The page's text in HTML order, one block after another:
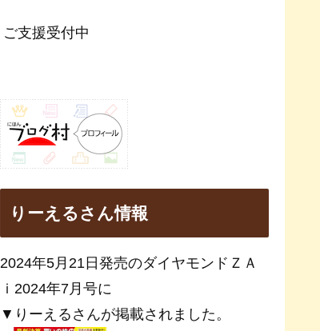
ご支援受付中
りーえるさん情報
2024年5月21日発売のダイヤモンドＺＡ
ｉ2024年7月号に
▼りーえるさんが掲載されました。